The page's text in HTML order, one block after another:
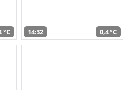
°C 14:32 0,4 °C